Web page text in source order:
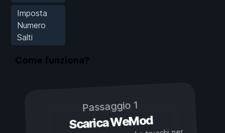
Imposta
Numero
Salti
Come funziona?
Passaggio 1
Scarica WeMod